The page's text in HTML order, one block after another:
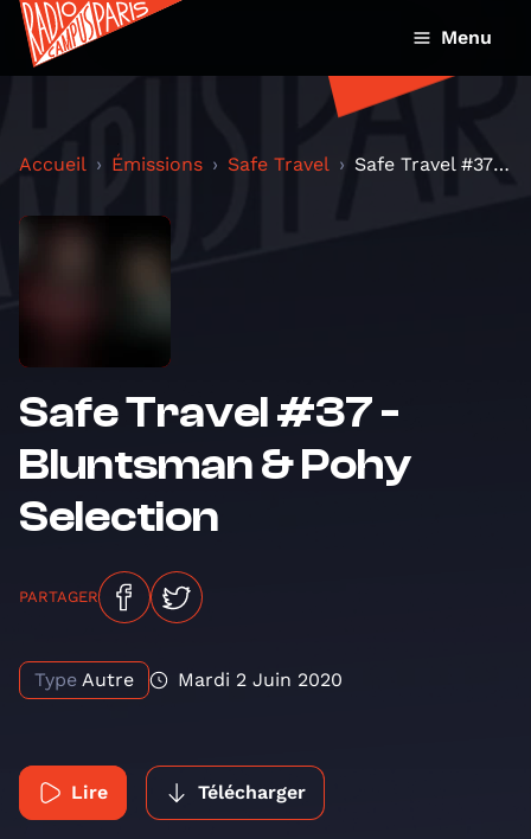
Menu
Accueil Émissions Safe Travel Safe Travel #37 - Bluntsman & Pohy Selection
Safe Travel #37 -
Bluntsman & Pohy
Selection
PARTAGER
Type Autre Mardi 2 Juin 2020
Lire Télécharger